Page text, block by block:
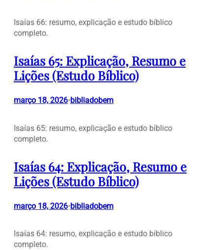
Isaías 66: resumo, explicação e estudo bíblico
completo.
Isaías 65: Explicação, Resumo e
Lições (Estudo Bíblico)
março 18, 2026•bibliadobem
Isaías 65: resumo, explicação e estudo bíblico
completo.
Isaías 64: Explicação, Resumo e
Lições (Estudo Bíblico)
março 18, 2026•bibliadobem
Isaías 64: resumo, explicação e estudo bíblico
completo.